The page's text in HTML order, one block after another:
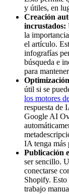
y útiles, en
Creación
incrustados:
la
el artículo.
infografías
búsqueda e
para
útil si se
los motores
respuesta de
Google AI
IA tenga más
Publicación
ser sencillo.
conectarse
Shopify.
trabajo